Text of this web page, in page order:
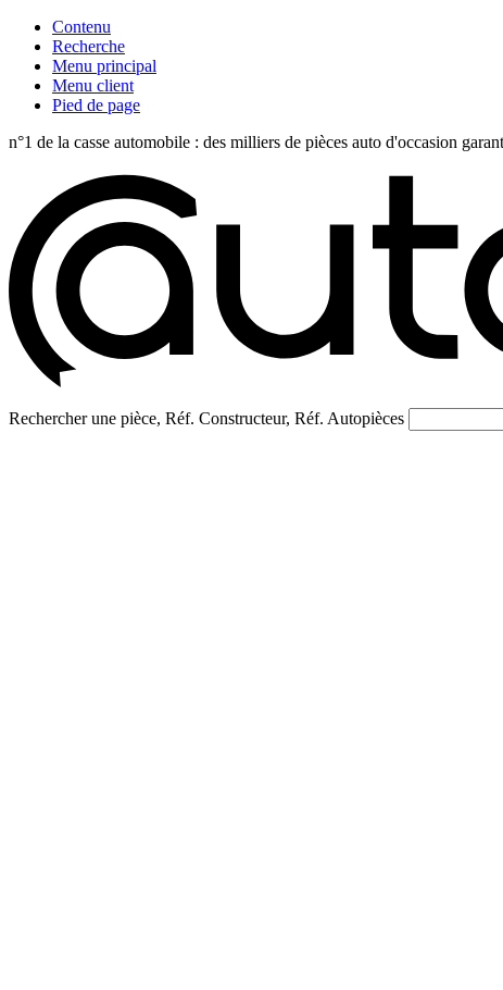
Contenu
Recherche
Menu principal
Menu client
Pied de page
n°1 de la casse automobile : des milliers de pièces auto
Rechercher une pièce, Réf. Constructeur, Réf. Autopièces